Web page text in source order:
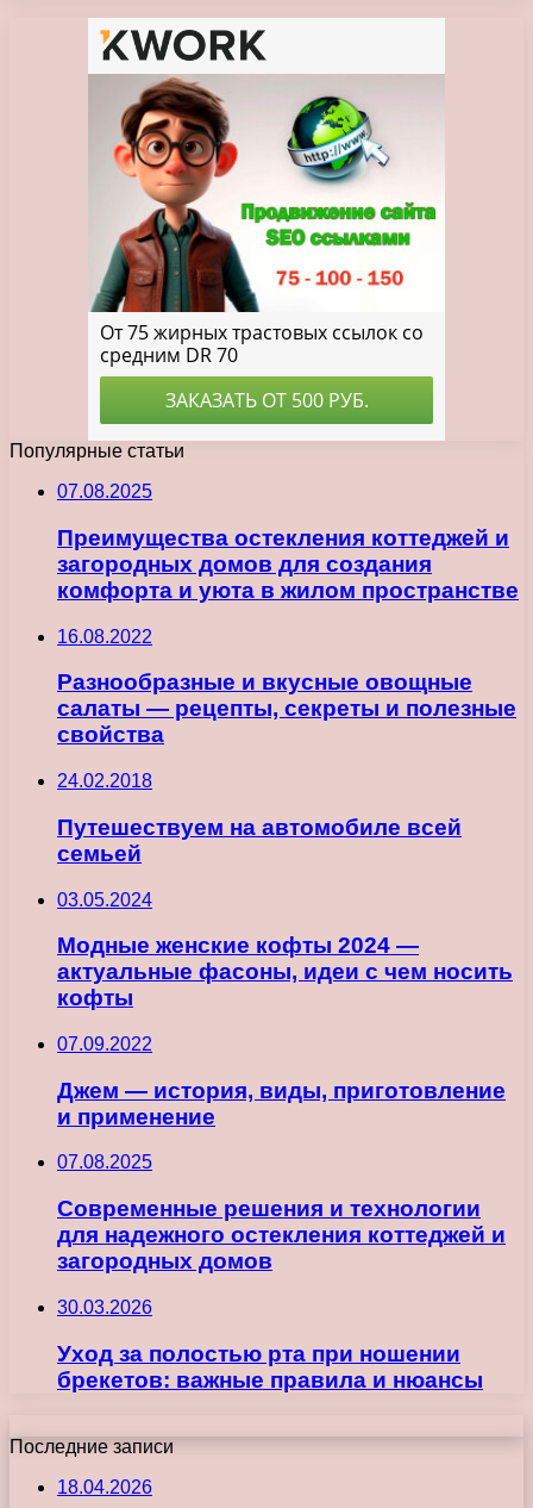
Популярные статьи
07.08.2025
Преимущества остекления коттеджей и
загородных домов для создания
комфорта и уюта в жилом пространстве
16.08.2022
Разнообразные и вкусные овощные
салаты — рецепты, секреты и полезные
свойства
24.02.2018
Путешествуем на автомобиле всей
семьей
03.05.2024
Модные женские кофты 2024 —
актуальные фасоны, идеи с чем носить
кофты
07.09.2022
Джем — история, виды, приготовление
и применение
07.08.2025
Современные решения и технологии
для надежного остекления коттеджей и
загородных домов
30.03.2026
Уход за полостью рта при ношении
брекетов: важные правила и нюансы
Последние записи
18.04.2026